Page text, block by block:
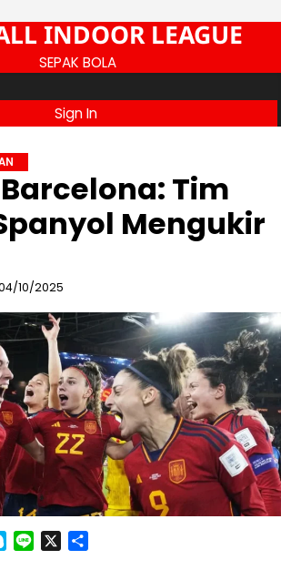
INDOOR LEAGUE
SEPAK BOLA
Sign In
Tim
Mengukir
10/2025
SkypeLine